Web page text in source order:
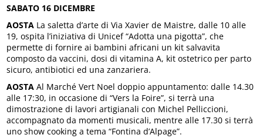
SABATO 16 DICEMBRE
AOSTA La saletta d’arte di Via Xavier de Maistre, dalle 10 alle
19, ospita l’iniziativa di Unicef “Adotta una pigotta”, che
permette di fornire ai bambini africani un kit salvavita
composto da vaccini, dosi di vitamina A, kit ostetrico per parto
sicuro, antibiotici ed una zanzariera.
AOSTA Al Marché Vert Noel doppio appuntamento: dalle 14.30
alle 17:30, in occasione di “Vers la Foire”, si terrà una
dimostrazione di lavori artigianali con Michel Pelliccioni,
accompagnato da momenti musicali, mentre alle 17.30 si terrà
uno show cooking a tema “Fontina d’Alpage”.